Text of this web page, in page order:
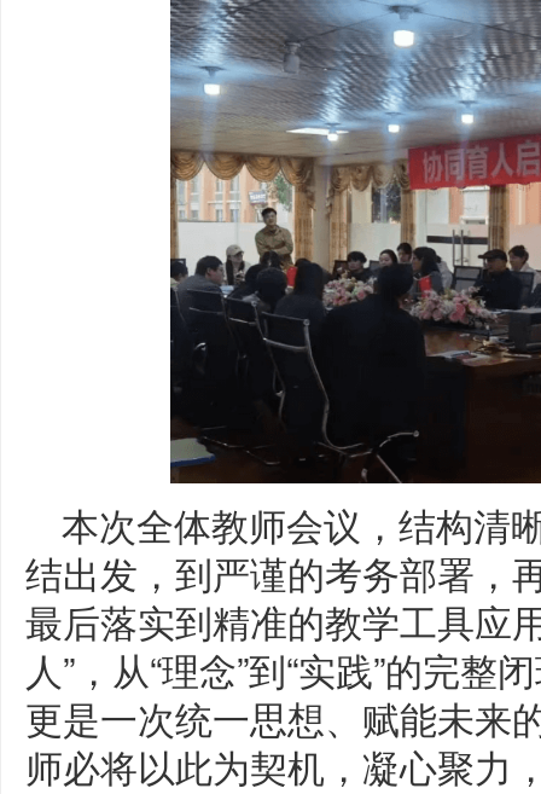
本次全体教师会议，结构清
结出发，到严谨的考务部署，
最后落实到精准的教学工具应
人”，从“理念”到“实践”的完
更是一次统一思想、赋能未来
师必将以此为契机，凝心聚力